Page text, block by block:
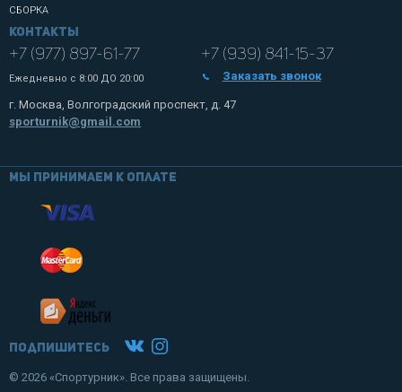
СБОРКА
Контакты
+7 (977) 897-61-77
Ежедневно с 8:00 ДО 20:00
+7 (939) 841-15-37
Заказать звонок
г. Москва, Волгоградский проспект, д. 47
sporturnik@gmail.com
© 2026 «Спортурник». Все права защищены.
Мы принимаем к оплате
Подпишитесь